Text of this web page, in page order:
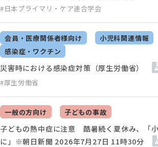
#日本プライマリ・ケア連合学会
会員・医療関係者様向け
小児科関連情報
感染症・ワクチン
#厚生労働省
災害時における感染症対策（厚生労働省）
一般の方向け 子どもの事故
子どもの熱中症に注意 酷暑続く夏休み、「
に」※朝日新聞 2026年7月27日 11時30分